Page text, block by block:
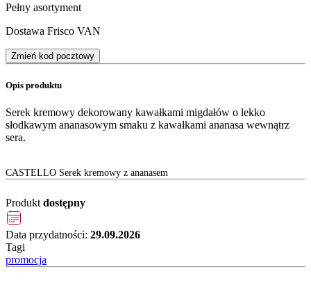
Pełny asortyment
Dostawa Frisco VAN
Zmień kod pocztowy
Opis produktu
Serek kremowy dekorowany kawałkami migdałów o lekko
słodkawym ananasowym smaku z kawałkami ananasa wewnątrz
sera.
CASTELLO Serek kremowy z ananasem
Produkt dostępny
Data przydatności: 29.09.2026
Tagi
promocja